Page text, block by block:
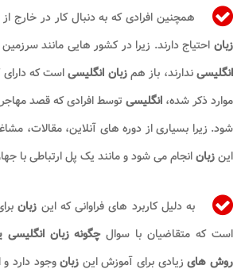
همچنین افرادی که به دنبال کار در خارج
زبان احتیاج دارند. زیرا در کشور هایی مانند
انگلیسیندارند، باز همزبان انگلیسیاست که دارای
موارد ذکر شده، انگلیسی توسط افرادی که قصد
شود. زیرا بسیاری از دوره های آنلاین، مقالات،
اینزبانانجام می شود و مانند یک پل ارتباطی با
به دلیل کاربرد های فراوانی که این زبان
است که متقاضیان با سوالچگونه زبان انگلیسی
روش هایزیادی برای آموزش این زبانوجود دارد و